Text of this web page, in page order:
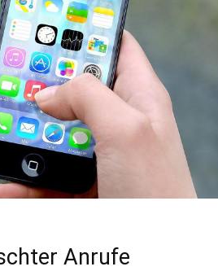
Anrufe